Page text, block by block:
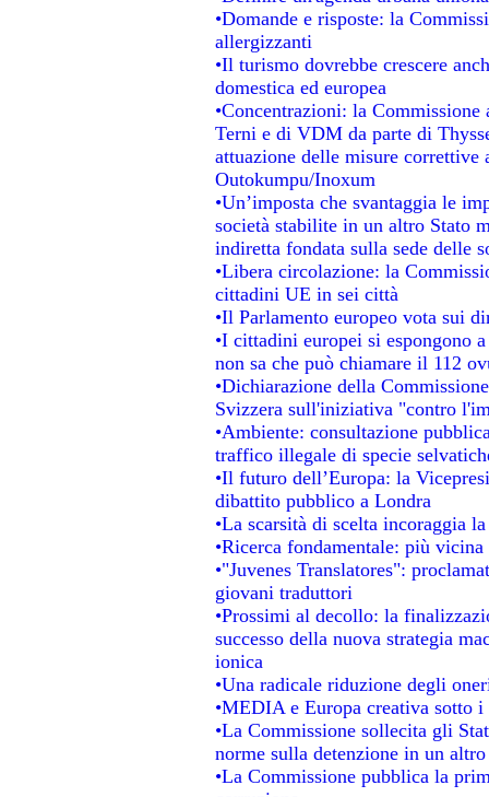
•Domande e risposte: la
allergizzanti
•Il turismo dovrebbe crescere
domestica ed europea
•Concentrazioni: la
Terni e di VDM da parte di
attuazione delle misure correttive
Outokumpu/Inoxum
•Un’imposta che svantaggia le
società stabilite in un altro Stato
indiretta fondata sulla sede delle
•Libera circolazione: la
cittadini UE in sei città
•Il Parlamento europeo vota sui
•I cittadini europei si espongono
non sa che può chiamare il 112
•Dichiarazione della
Svizzera sull'iniziativa "contro
•Ambiente: consultazione
traffico illegale di specie
•Il futuro dell’Europa: la
dibattito pubblico a Londra
•La scarsità di scelta incoraggia
•Ricerca fondamentale: più
•"Juvenes Translatores":
giovani traduttori
•Prossimi al decollo: la
successo della nuova strategia
ionica
•Una radicale riduzione degli
•MEDIA e Europa creativa sotto
•La Commissione sollecita gli
norme sulla detenzione in un altro
•La Commissione pubblica la